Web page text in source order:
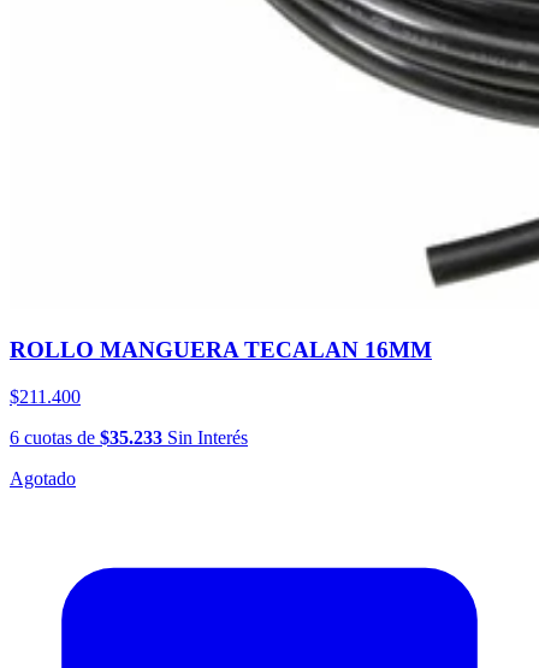
ROLLO MANGUERA TECALAN 16MM
$211.400
6 cuotas de $35.233 Sin Interés
Agotado